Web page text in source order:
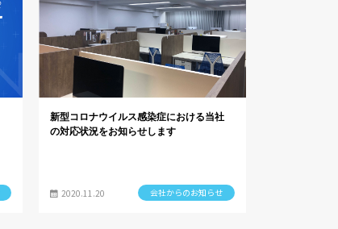
新型コロナウイルス感染症における当社
の対応状況をお知らせします
2020.11.20 会社からのお知らせ